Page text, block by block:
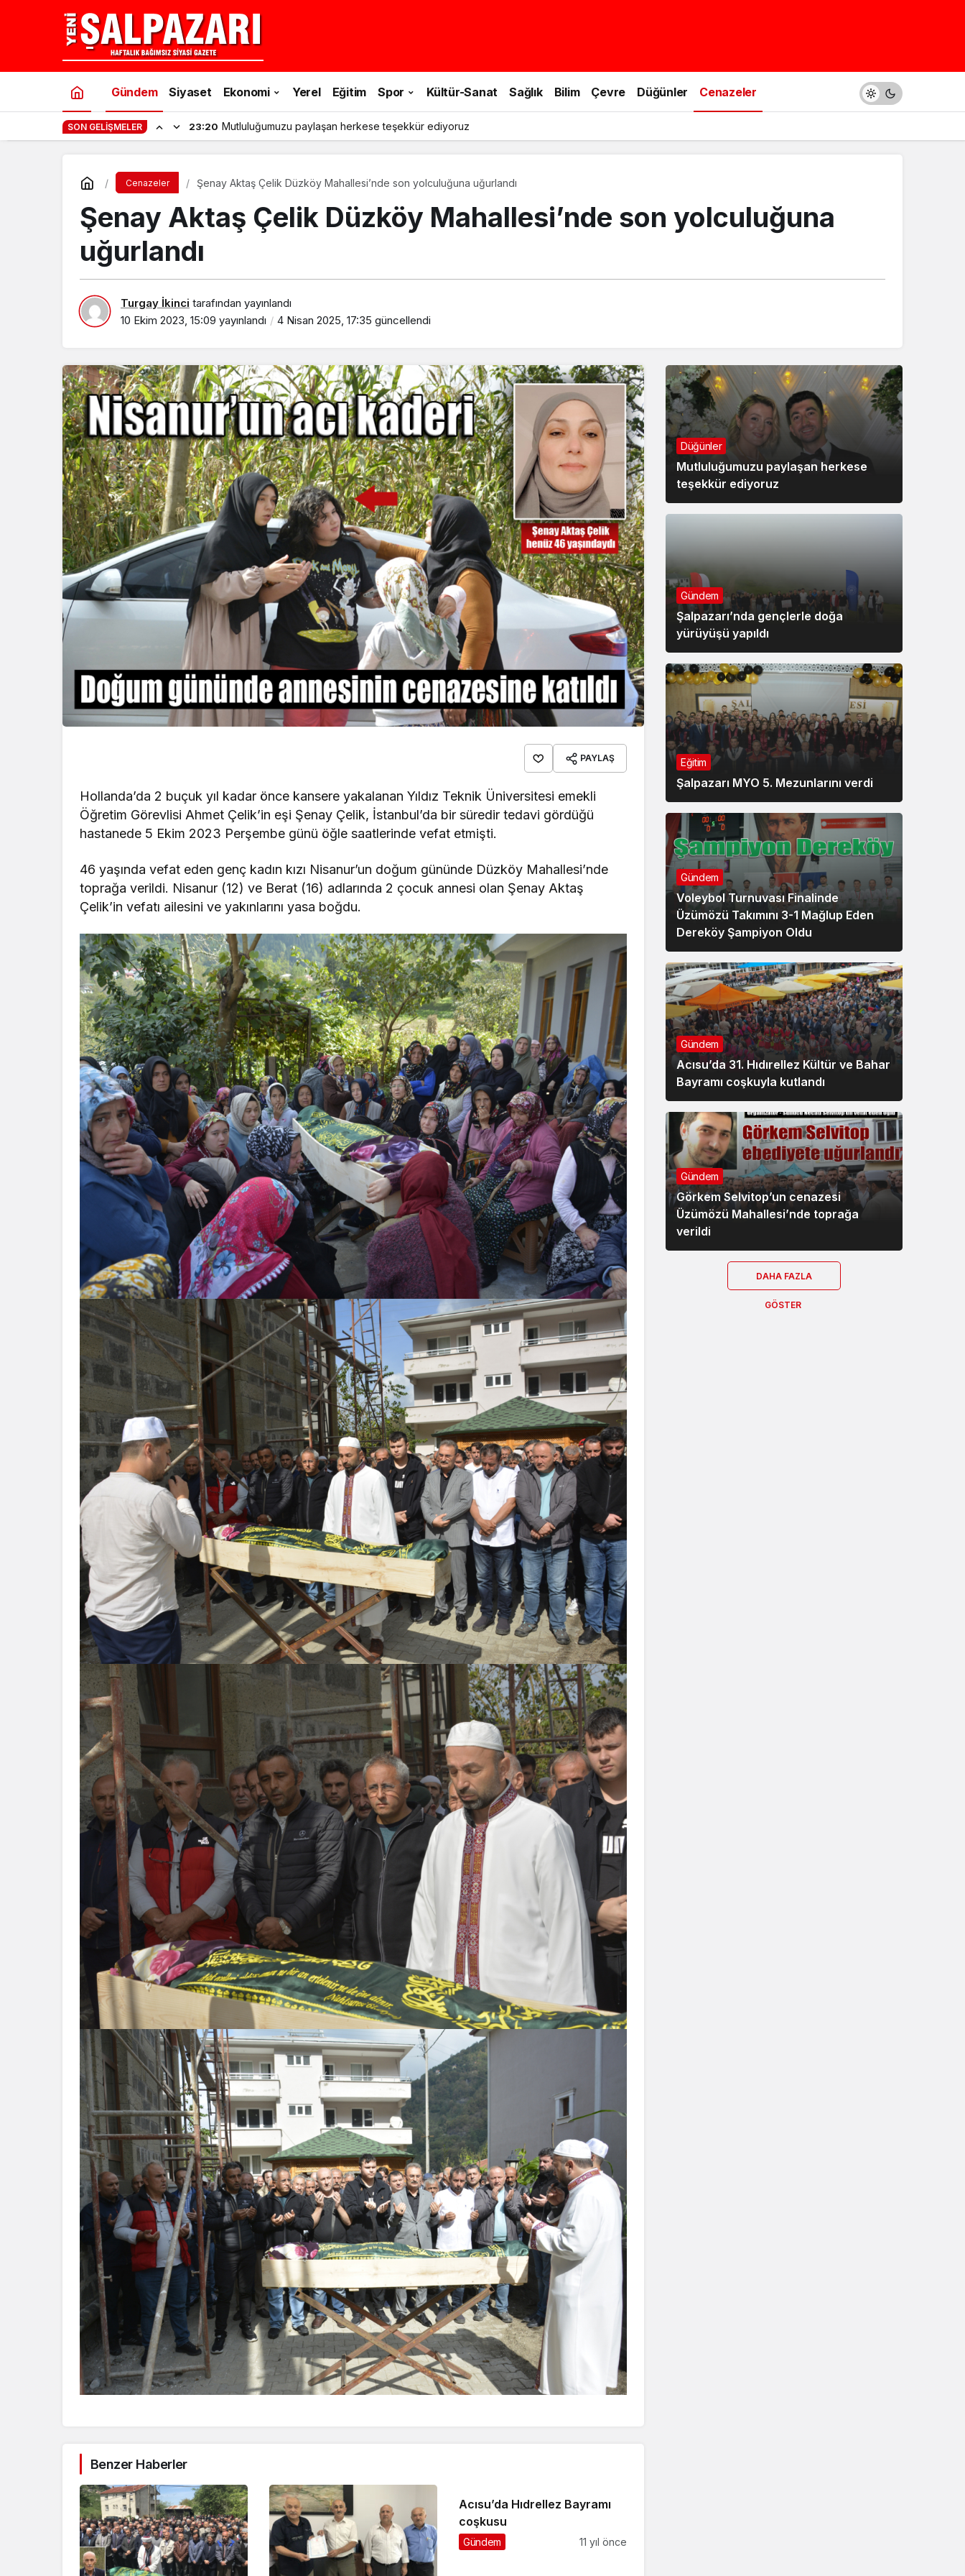
Gündem Siyaset Ekonomi Yerel Eğitim Spor Kültür-Sanat Sağlık Bilim Çevre Düğünler Cenazeler
SON GELIŞMELER 23:20 Mutluluğumuzu paylaşan herkese teşekkür ediyoruz
Cenazeler Şenay Aktaş Çelik Düzköy Mahallesi’nde son yolculuğuna uğurlandı
Şenay Aktaş Çelik Düzköy Mahallesi’nde son yolculuğuna
uğurlandı
Turgay İkinci tarafından yayınlandı
10 Ekim 2023, 15:09 yayınlandı 4 Nisan 2025, 17:35 güncellendi
PAYLAŞ
Hollanda’da 2 buçuk yıl kadar önce kansere yakalanan Yıldız Teknik Üniversitesi emekli
Öğretim Görevlisi Ahmet Çelik’in eşi Şenay Çelik, İstanbul’da bir süredir tedavi gördüğü
hastanede 5 Ekim 2023 Perşembe günü öğle saatlerinde vefat etmişti.
46 yaşında vefat eden genç kadın kızı Nisanur’un doğum gününde Düzköy Mahallesi’nde
toprağa verildi. Nisanur (12) ve Berat (16) adlarında 2 çocuk annesi olan Şenay Aktaş
Çelik’in vefatı ailesini ve yakınlarını yasa boğdu.
Benzer Haberler
Acısu’da Hıdrellez Bayramı
coşkusu
Gündem 11 yıl önce
Düğünler
Mutluluğumuzu paylaşan herkese
teşekkür ediyoruz
Gündem
Şalpazarı’nda gençlerle doğa
yürüyüşü yapıldı
Eğitim
Şalpazarı MYO 5. Mezunlarını verdi
Gündem
Voleybol Turnuvası Finalinde
Üzümözü Takımını 3-1 Mağlup Eden
Dereköy Şampiyon Oldu
Gündem
Acısu’da 31. Hıdırellez Kültür ve Bahar
Bayramı coşkuyla kutlandı
Gündem
Görkem Selvitop’un cenazesi
Üzümözü Mahallesi’nde toprağa
verildi
DAHA FAZLA
GÖSTER